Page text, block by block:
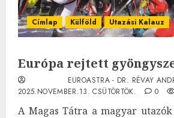
Címlap Külföld Utazási Kalauz
Európa rejtett
EUROASTRA - DR. RÉVAY
2025.NOVEMBER.13. CSÜTÖRTÖK.
0
A Magas Tátra a magyar